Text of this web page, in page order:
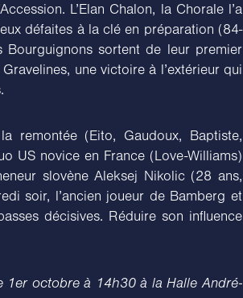
L’Elan Chalon, la Chorale l’a
défaites à la clé en préparation (84-
Bourguignons sortent de leur premier
une victoire à l’extérieur qui
remontée (Eito, Gaudoux, Baptiste,
US novice en France (Love-Williams)
slovène Aleksej Nikolic (28 ans,
soir, l’ancien joueur de Bamberg et
décisives. Réduire son influence
1er octobre à 14h30 à la Halle André-